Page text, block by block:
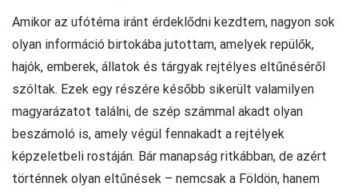
Amikor az ufótéma iránt érdeklődni kezdtem, nagyon sok
olyan információ birtokába jutottam, amelyek repülők,
hajók, emberek, állatok és tárgyak rejtélyes eltűnéséről
szóltak. Ezek egy részére később sikerült valamilyen
magyarázatot találni, de szép számmal akadt olyan
beszámoló is, amely végül fennakadt a rejtélyek
képzeletbeli rostáján. Bár manapság ritkábban, de azért
történnek olyan eltűnések – nemcsak a Földön, hanem